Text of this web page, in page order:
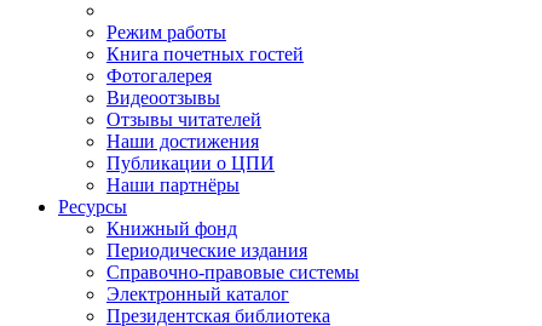
Режим работы
Книга почетных гостей
Фотогалерея
Видеоотзывы
Отзывы читателей
Наши достижения
Публикации о ЦПИ
Наши партнёры
Ресурсы
Книжный фонд
Периодические издания
Справочно-правовые системы
Электронный каталог
Президентская библиотека